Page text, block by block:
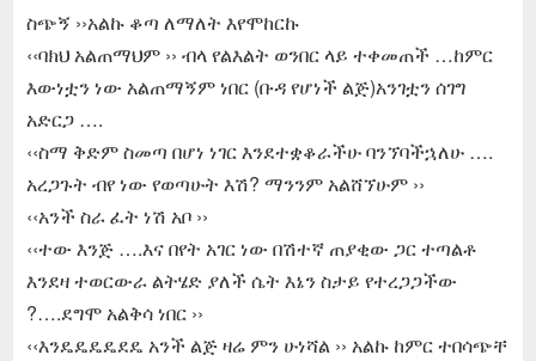
ስጭኝ ››አልኩ ቆጣ ለማለት እየሞከርኩ
‹‹ባክህ አልጠማህም ›› ብላ የልእልት ወንበር ላይ ተቀመጠች …ከምር
እውነቷን ነው አልጠማኝም ነበር (ቡዳ የሆነች ልጅ)አንገቷን ሰገግ
አድርጋ ….
‹‹ስማ ቅድም ስመጣ በሆነ ነገር እንደተቋቆራችሁ ባንኘባችኋለሁ ….
አረጋጉት ብየ ነው የወጣሁት እሽ? ማንንም አልሸኘሁም ››
‹‹አንች ስራ ፈት ነሽ አቦ ››
‹‹ተው እንጅ ….እና በየት አገር ነው በሽተኛ ጠያቂው ጋር ተጣልቶ
እንደዛ ተወርውራ ልትሄድ ያለች ሴት እኔን ስታይ የተረጋጋችው
?….ደግሞ አልቅሳ ነበር ››
‹‹እንዴዴዴዴደዴ አንች ልጅ ዛሬ ምን ሁነሻል ›› አልኩ ከምር ተበሳጭቸ